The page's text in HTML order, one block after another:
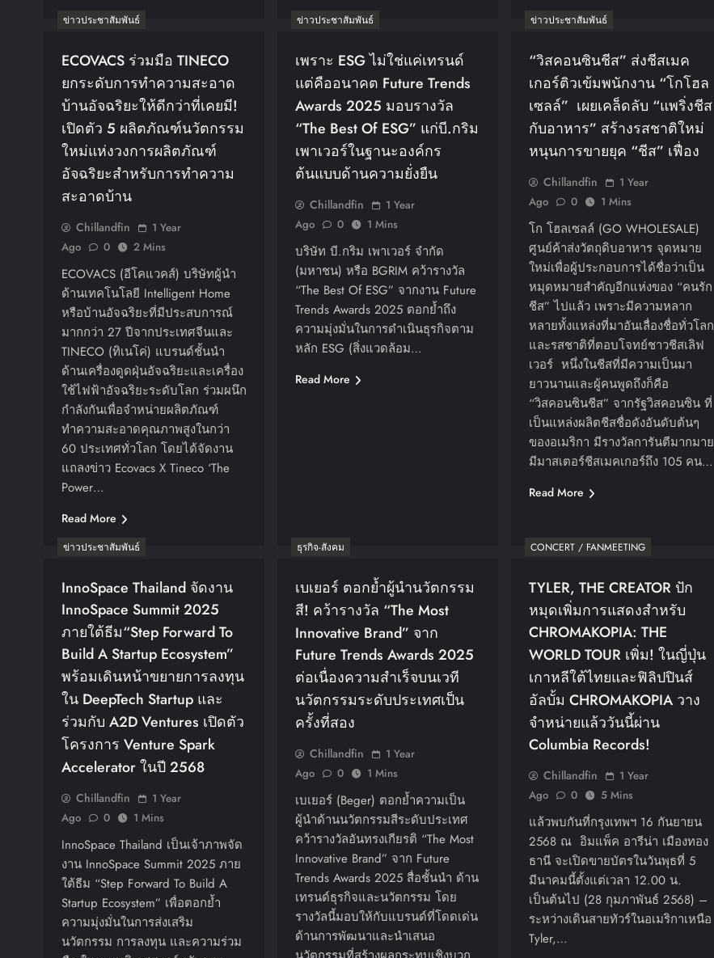
ข่าวประชาสัมพันธ์
ECOVACS ร่วมมือ TINECO
ยกระดับการทำความสะอาด
บ้านอัจฉริยะให้ดีกว่าที่เคยมี!
เปิดตัว 5 ผลิตภัณฑ์นวัตกรรม
ใหม่แห่งวงการผลิตภัณฑ์
อัจฉริยะสำหรับการทำความ
สะอาดบ้าน
Chillandfin
1 Year
Ago
0 2 Mins
ECOVACS (อีโคแวคส์) บริษัทผู้นำ
ด้านเทคโนโลยี Intelligent Home
หรือบ้านอัจฉริยะที่มีประสบการณ์
มากกว่า 27 ปีจากประเทศจีนและ
TINECO (ทิเนโค่) แบรนด์ชั้นนำ
ด้านเครื่องดูดฝุ่นอัจฉริยะและเครื่อง
ใช้ไฟฟ้าอัจฉริยะระดับโลก ร่วมผนึก
กำลังกันเพื่อจำหน่ายผลิตภัณฑ์
ทำความสะอาดคุณภาพสูงในกว่า
60 ประเทศทั่วโลก โดยได้จัดงาน
แถลงข่าว Ecovacs X Tineco ‘The
Power…
Read More
ข่าวประชาสัมพันธ์
เพราะ ESG ไม่ใช่แค่เทรนด์
แต่คืออนาคต Future Trends
Awards 2025 มอบรางวัล
“The Best Of ESG” แก่บี.กริม
เพาเวอร์ในฐานะองค์กร
ต้นแบบด้านความยั่งยืน
Chillandfin
1 Year
Ago
0 1 Mins
บริษัท บี.กริม เพาเวอร์ จำกัด
(มหาชน) หรือ BGRIM คว้ารางวัล
“The Best Of ESG” จากงาน Future
Trends Awards 2025 ตอกย้ำถึง
ความมุ่งมั่นในการดำเนินธุรกิจตาม
หลัก ESG (สิ่งแวดล้อม…
Read More
ข่าวประชาสัมพันธ์
“วิสคอนซินชีส” ส่งชีสเมค
เกอร์ติวเข้มพนักงาน “โกโฮล
เซลล์” เผยเคล็ดลับ “แพริ่งชีส
กับอาหาร” สร้างรสชาติใหม่
หนุนการขายยุค “ชีส” เฟื่อง
Chillandfin
1 Year
Ago
0 1 Mins
โก โฮลเซลล์ (GO WHOLESALE)
ศูนย์ค้าส่งวัตถุดิบอาหาร จุดหมาย
ใหม่เพื่อผู้ประกอบการได้ชื่อว่าเป็น
หมุดหมายสำคัญอีกแห่งของ “คนรัก
ชีส” ไปแล้ว เพราะมีความหลาก
หลายทั้งแหล่งที่มาอันเลื่องชื่อทั่วโลก
และรสชาติที่ตอบโจทย์ชาวชีสเลิฟ
เวอร์ หนึ่งในชีสที่มีความเป็นมา
ยาวนานและผู้คนพูดถึงก็คือ
“วิสคอนซินชีส” จากรัฐวิสคอนซิน ที่
เป็นแหล่งผลิตชีสชื่อดังอันดับต้นๆ
ของอเมริกา มีรางวัลการันตีมากมาย
มีมาสเตอร์ชีสเมคเกอร์ถึง 105 คน…
Read More
ข่าวประชาสัมพันธ์
InnoSpace Thailand จัดงาน
InnoSpace Summit 2025
ภายใต้ธีม“Step Forward To
Build A Startup Ecosystem”
พร้อมเดินหน้าขยายการลงทุน
ใน DeepTech Startup และ
ร่วมกับ A2D Ventures เปิดตัว
โครงการ Venture Spark
Accelerator ในปี 2568
Chillandfin
1 Year
Ago
0 1 Mins
InnoSpace Thailand เป็นเจ้าภาพจัด
งาน InnoSpace Summit 2025 ภาย
ใต้ธีม “Step Forward To Build A
Startup Ecosystem” เพื่อตอกย้ำ
ความมุ่งมั่นในการส่งเสริม
นวัตกรรม การลงทุน และความร่วม
ธุรกิจ-สังคม
เบเยอร์ ตอกย้ำผู้นำนวัตกรรม
สี! คว้ารางวัล “The Most
Innovative Brand” จาก
Future Trends Awards 2025
ต่อเนื่องความสำเร็จบนเวที
นวัตกรรมระดับประเทศเป็น
ครั้งที่สอง
Chillandfin
1 Year
Ago
0 1 Mins
เบเยอร์ (Beger) ตอกย้ำความเป็น
ผู้นำด้านนวัตกรรมสีระดับประเทศ
คว้ารางวัลอันทรงเกียรติ “The Most
Innovative Brand” จาก Future
Trends Awards 2025 สื่อชั้นนำ ด้าน
เทรนด์ธุรกิจและนวัตกรรม โดย
รางวัลนี้มอบให้กับแบรนด์ที่โดดเด่น
ด้านการพัฒนาและนำเสนอ
CONCERT / FANMEETING
TYLER, THE CREATOR ปัก
หมุดเพิ่มการแสดงสำหรับ
CHROMAKOPIA: THE
WORLD TOUR เพิ่ม! ในญี่ปุ่น
เกาหลีใต้ไทยและฟิลิปปินส์
อัลบั้ม CHROMAKOPIA วาง
จำหน่ายแล้ววันนี้ผ่าน
Columbia Records!
Chillandfin
1 Year
Ago
0 5 Mins
แล้วพบกันที่กรุงเทพฯ 16 กันยายน
2568 ณ อิมแพ็ค อารีน่า เมืองทอง
ธานี จะเปิดขายบัตรในวันพุธที่ 5
มีนาคมนี้ตั้งแต่เวลา 12.00 น.
เป็นต้นไป (28 กุมภาพันธ์ 2568) –
ระหว่างเดินสายทัวร์ในอเมริกาเหนือ
Tyler,…